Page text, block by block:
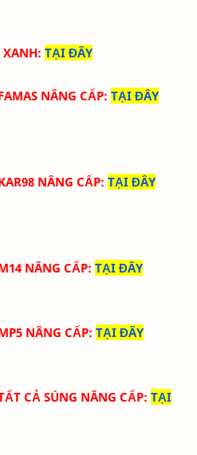
: TẠI ĐÂY
NÂNG CẤP: TẠI ĐÂY
NÂNG CẤP: TẠI ĐÂY
NÂNG CẤP: TẠI ĐÂY
NÂNG CẤP: TẠI ĐÂY
CẢ SÚNG NÂNG CẤP: TẠI